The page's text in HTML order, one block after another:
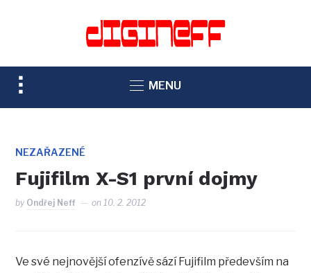
TOGGLE
SIDEBAR
NAVIGATION
MENU
NEZAŘAZENÉ
Fujifilm X-S1 první dojmy
by Ondřej Neff on10. 2. 2012
Ve své nejnovější ofenzívě sází Fujifilm především na